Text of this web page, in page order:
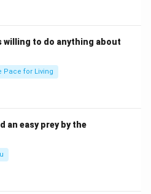
to do anything about
Pace for Living
an easy prey by the